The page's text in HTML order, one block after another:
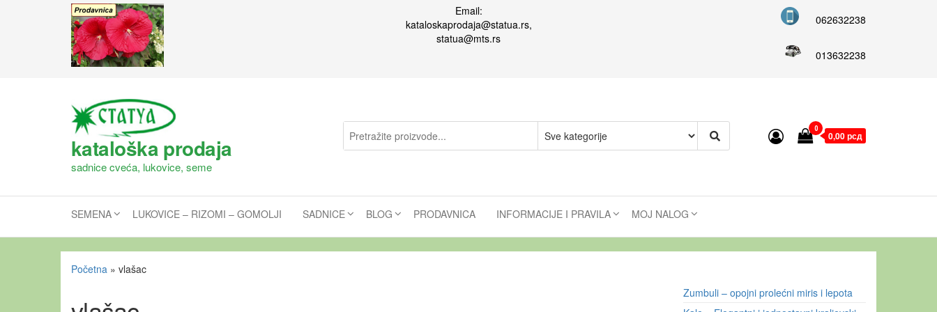
Email:
kataloskaprodaja@statua.rs,
statua@mts.rs
062632238
013632238
kataloška prodaja
sadnice cveća, lukovice, seme
0
0,00 рсд
SEMENA LUKOVICE – RIZOMI – GOMOLJI SADNICE BLOG PRODAVNICA INFORMACIJE I PRAVILA MOJ NALOG
Početna » vlašac
Zumbuli – opojni prolećni miris i lepota